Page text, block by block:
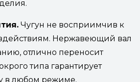
Чугун не восприимчив к
Нержавеющий вал
отлично переносит
типа гарантирует
в любом режиме.